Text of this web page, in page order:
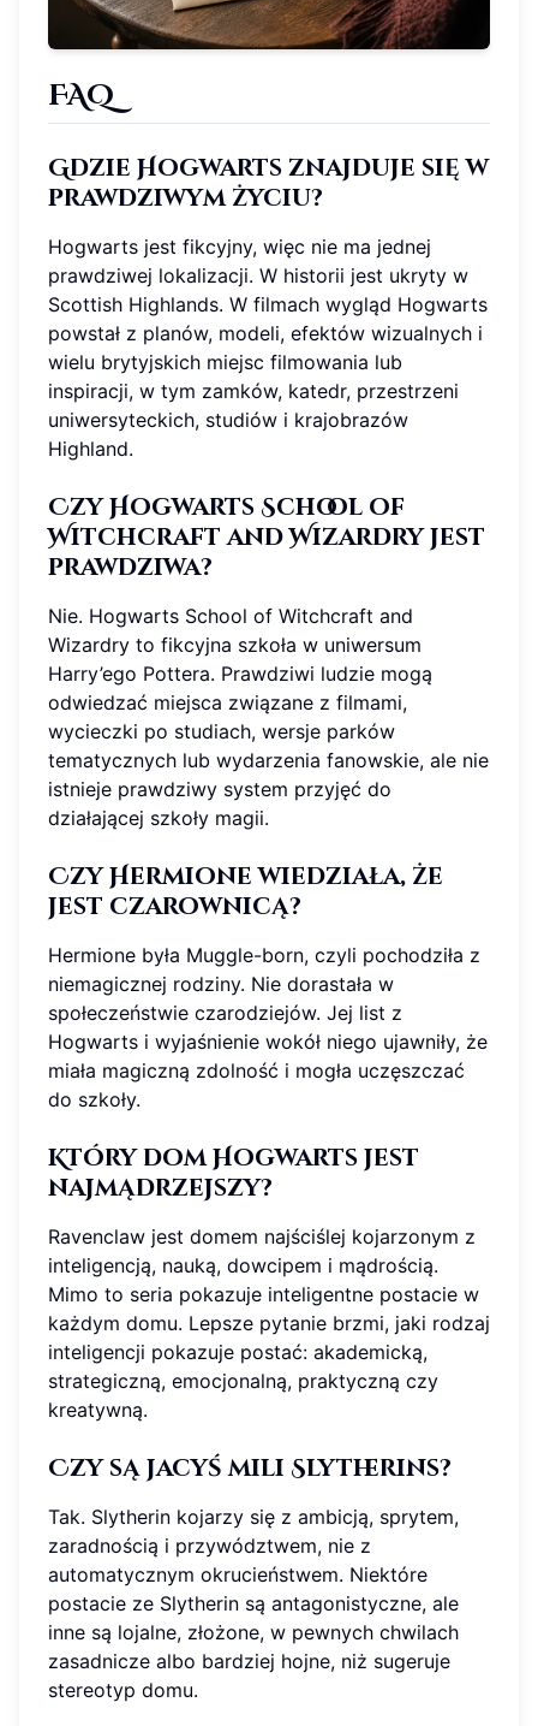
FAQ
Gdzie Hogwarts znajduje się w
prawdziwym życiu?
Hogwarts jest fikcyjny, więc nie ma jednej
prawdziwej lokalizacji. W historii jest ukryty w
Scottish Highlands. W filmach wygląd Hogwarts
powstał z planów, modeli, efektów wizualnych i
wielu brytyjskich miejsc filmowania lub
inspiracji, w tym zamków, katedr, przestrzeni
uniwersyteckich, studiów i krajobrazów
Highland.
Czy Hogwarts School of
Witchcraft and Wizardry jest
prawdziwa?
Nie. Hogwarts School of Witchcraft and
Wizardry to fikcyjna szkoła w uniwersum
Harry’ego Pottera. Prawdziwi ludzie mogą
odwiedzać miejsca związane z filmami,
wycieczki po studiach, wersje parków
tematycznych lub wydarzenia fanowskie, ale nie
istnieje prawdziwy system przyjęć do
działającej szkoły magii.
Czy Hermione wiedziała, że
jest czarownicą?
Hermione była Muggle-born, czyli pochodziła z
niemagicznej rodziny. Nie dorastała w
społeczeństwie czarodziejów. Jej list z
Hogwarts i wyjaśnienie wokół niego ujawniły, że
miała magiczną zdolność i mogła uczęszczać
do szkoły.
Który dom Hogwarts jest
najmądrzejszy?
Ravenclaw jest domem najściślej kojarzonym z
inteligencją, nauką, dowcipem i mądrością.
Mimo to seria pokazuje inteligentne postacie w
każdym domu. Lepsze pytanie brzmi, jaki rodzaj
inteligencji pokazuje postać: akademicką,
strategiczną, emocjonalną, praktyczną czy
kreatywną.
Czy są jacyś mili Slytherins?
Tak. Slytherin kojarzy się z ambicją, sprytem,
zaradnością i przywództwem, nie z
automatycznym okrucieństwem. Niektóre
postacie ze Slytherin są antagonistyczne, ale
inne są lojalne, złożone, w pewnych chwilach
zasadnicze albo bardziej hojne, niż sugeruje
stereotyp domu.